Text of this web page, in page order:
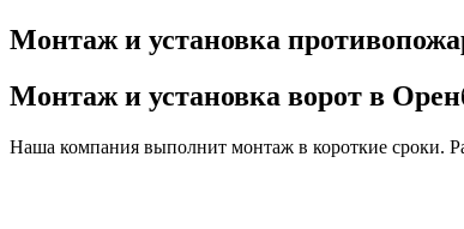
Монтаж и установка
Монтаж и установка ворот в
Наша компания выполнит монтаж в короткие сроки.